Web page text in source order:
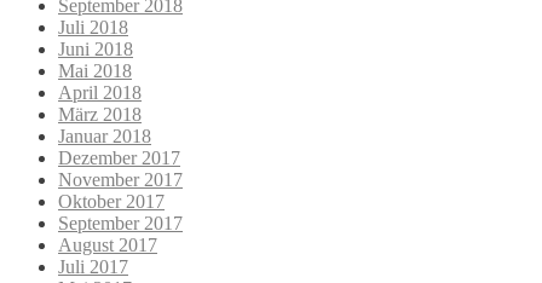
September 2018
Juli 2018
Juni 2018
Mai 2018
April 2018
März 2018
Januar 2018
Dezember 2017
November 2017
Oktober 2017
September 2017
August 2017
Juli 2017